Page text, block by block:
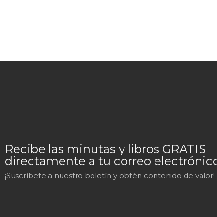
Recibe las minutas y libros GRATIS
directamente a tu correo
¡Suscríbete a nuestro boletín y obtén contenido de valor!